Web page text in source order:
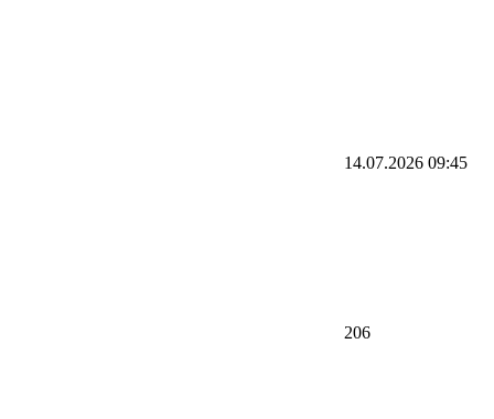
14.07.2026 09:45
206